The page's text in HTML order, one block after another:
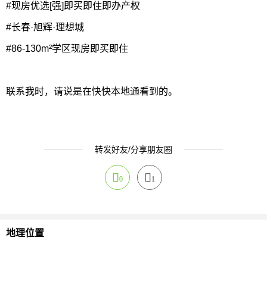
#现房优选[强]即买即住即办产权
#长春·旭辉·理想城
#86-130m²学区现房即买即住
联系我时，请说是在快快本地通看到的。
转发好友/分享朋友圈
0 1
地理位置